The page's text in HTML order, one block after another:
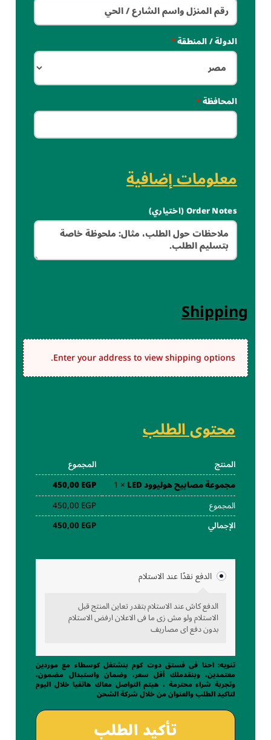
الدولة / المنطقة*
المحافظة*
معلومات إضافية
Order Notes(اختياري)
Shipping
Enter your address to view shipping options.
محتوى الطلب
المنتج
المجموع
مجموعة مصابيح هوليوود LED
× 1
450,00EGP
المجموع
450,00EGP
الإجمالي
450,00EGP
الدفع نقدًا عند الاستلام
الدفع كاش عند الاستلام بتقدر تعاين المنتج قبل
الاستلام ولو مش زى ما فى الاعلان ارفض الاستلام
بدون دفع اى مصاريف
تنويه: احنا فى فستق دوت كوم بنشتغل كوسطاء مع موردين
معتمدين، وبنقدملك أقل سعر، وضمان واستبدال مضمون،
وتجربة شراء محترمة ، هيتم التواصل معاك هاتفيا خلال اليوم
لتاكيد الطلب والعنوان من خلال شركة الشحن
تأكيد الطلب